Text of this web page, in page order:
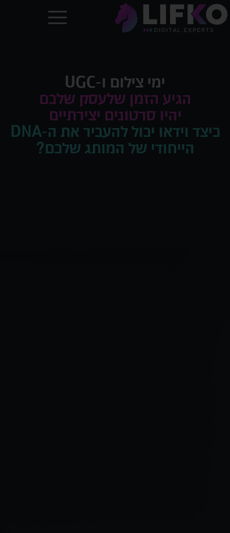
ימי צילום ו-UGC
הגיע הזמן שלעסק שלכם
יהיו סרטונים יצירתיים
כיצד וידאו יכול להעביר את ה-DNA
הייחודי של המותג שלכם?